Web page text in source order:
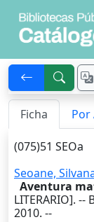
Ficha Por
(075)51 SEOa
Seoane,
Aventura
LITERARIO]. --
2010. --